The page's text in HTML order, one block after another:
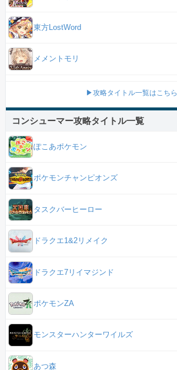
東方LostWord
メメントモリ
▶攻略タイトル一覧はこちら
コンシューマー攻略タイトル一覧
ぽこあポケモン
ポケモンチャンピオンズ
タスクバーヒーロー
ドラクエ1&2リメイク
ドラクエ7リイマジンド
ポケモンZA
モンスターハンターワイルズ
あつ森